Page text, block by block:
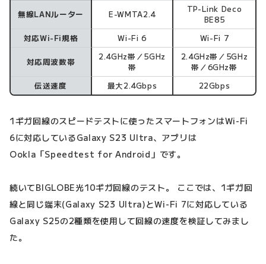
無線LANルーター E-WMTA2.4
TP-Link Deco
BE85
対応Wi-Fi規格
Wi-Fi 6 Wi-Fi 7
対応周波数帯
2.4GHz帯／5GHz
帯
2.4GHz帯／5GHz
帯／6GHz帯
伝送速度
最大2.4Gbps 22Gbps
1ギガ回線のスピードテストに使ったスマートフォンはWi-Fi
6に対応しているGalaxy S23 Ultra、アプリは
Ookla「Speedtest for Android」です。
続いてBIGLOBE光10ギガ回線のテスト。 ここでは、1ギガ回
線と同じ端末(Galaxy S23 Ultra)とWi-Fi 7に対応している
Galaxy S25の2種類を使用して回線の速度を検証してみまし
た。